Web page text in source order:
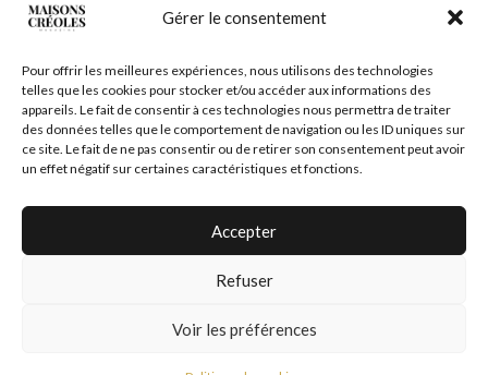
Gérer le consentement
Pour offrir les meilleures expériences, nous utilisons des technologies
telles que les cookies pour stocker et/ou accéder aux informations des
appareils. Le fait de consentir à ces technologies nous permettra de traiter
des données telles que le comportement de navigation ou les ID uniques sur
ce site. Le fait de ne pas consentir ou de retirer son consentement peut avoir
un effet négatif sur certaines caractéristiques et fonctions.
Accepter
Refuser
Voir les préférences
maisonscreoles.immo@gmail.com
© 2026 – All Right Reserved. Designed and Developed by